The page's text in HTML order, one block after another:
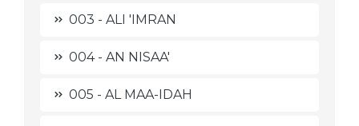
003 - ALI 'IMRAN
004 - AN NISAA'
005 - AL MAA-IDAH